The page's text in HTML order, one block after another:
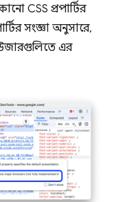
CSS প্রপার্টির
সংজ্ঞা অনুসারে,
এর